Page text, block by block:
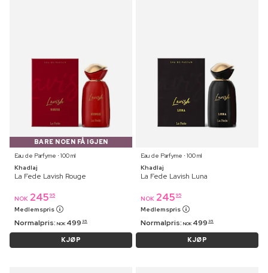
BARE NOEN FÅ IGJEN
Eau de Parfyme ⋅ 100 ml
Khadlaj
La Fede Lavish Rouge
NOK 245 95
Medlemspris
Normalpris: NOK 499 95
KJØP
Eau de Parfyme ⋅ 100 ml
Khadlaj
La Fede Lavish Luna
NOK 245 95
Medlemspris
Normalpris: NOK 499 95
KJØP